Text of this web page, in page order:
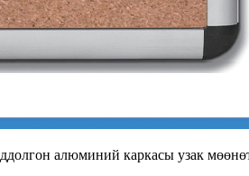
алюминий каркасы узак